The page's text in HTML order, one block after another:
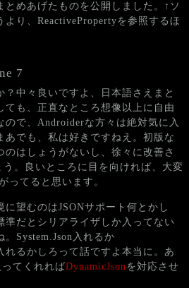
とめあげたものを公開しました。↑ソ
より、ReactivePropertyを参照するほ
7
？中々良いですよ、日本語さえまと
ても、正直なところ想像以上に自由
ので、Androiderな方々は絶対気に入
あでも、私は好きですねえ。初版な
はしょうがないし、徐々に改善さ
。良いところに目を向ければ、大変
ってると思います。
に望むのはJSONサポート何とかし
準だとシリアライザしか入ってない
System.Json入れるか
れるかしろって話ですよ本当に。あ
てくれればDynamicJsonを対応させ